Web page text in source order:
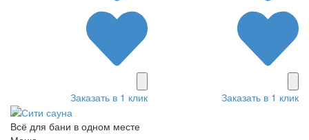
Заказать в 1 клик Заказать в 1 клик
Всё для бани в одном месте